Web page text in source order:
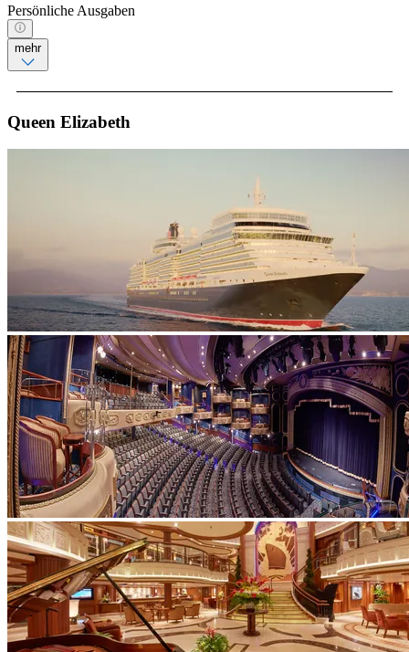
Persönliche Ausgaben
mehr
Queen Elizabeth